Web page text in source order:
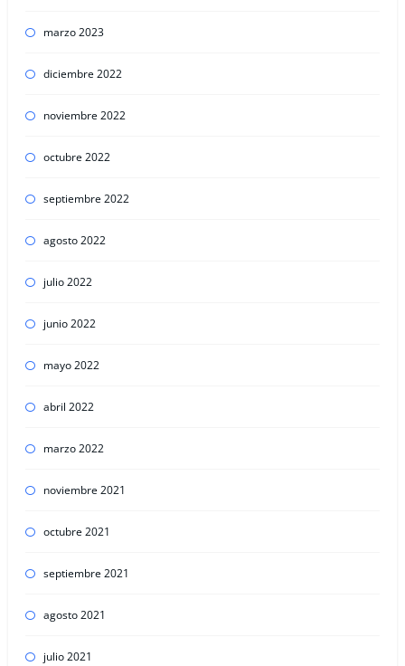
marzo 2023
diciembre 2022
noviembre 2022
octubre 2022
septiembre 2022
agosto 2022
julio 2022
junio 2022
mayo 2022
abril 2022
marzo 2022
noviembre 2021
octubre 2021
septiembre 2021
agosto 2021
julio 2021